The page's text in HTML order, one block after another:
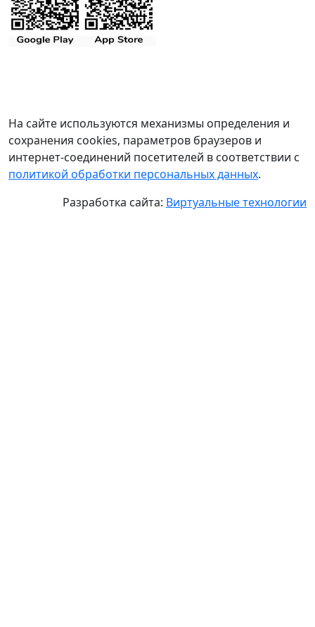
На сайте используются механизмы определения и
сохранения cookies, параметров браузеров и
интернет-соединений посетителей в соответствии с
политикой обработки персональных данных.
Разработка сайта: Виртуальные технологии